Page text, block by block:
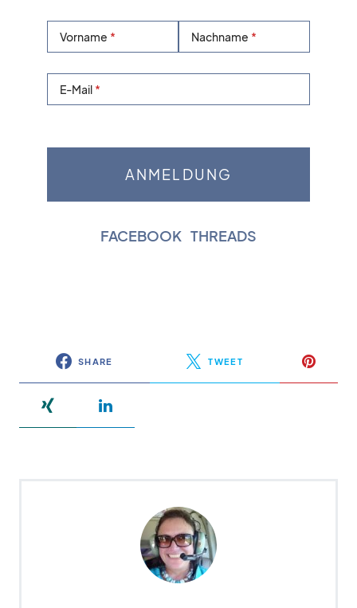
Vorname Nachname
E-Mail
FACEBOOK THREADS
SHARE TWEET